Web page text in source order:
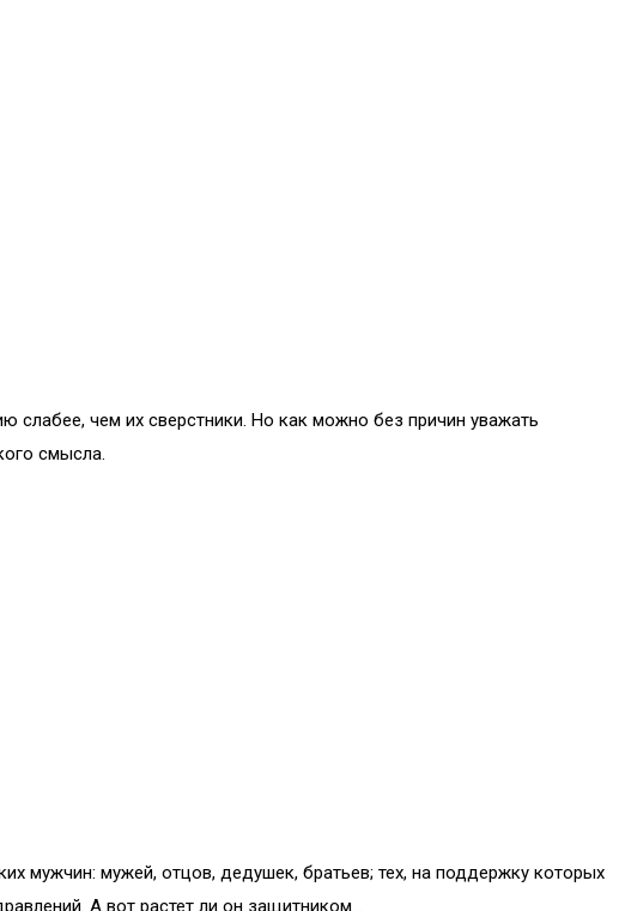
слабее, чем их сверстники. Но как можно без причин уважать
смысла.
мужчин: мужей, отцов, дедушек, братьев; тех, на поддержку которых
А вот растет ли он защитником...